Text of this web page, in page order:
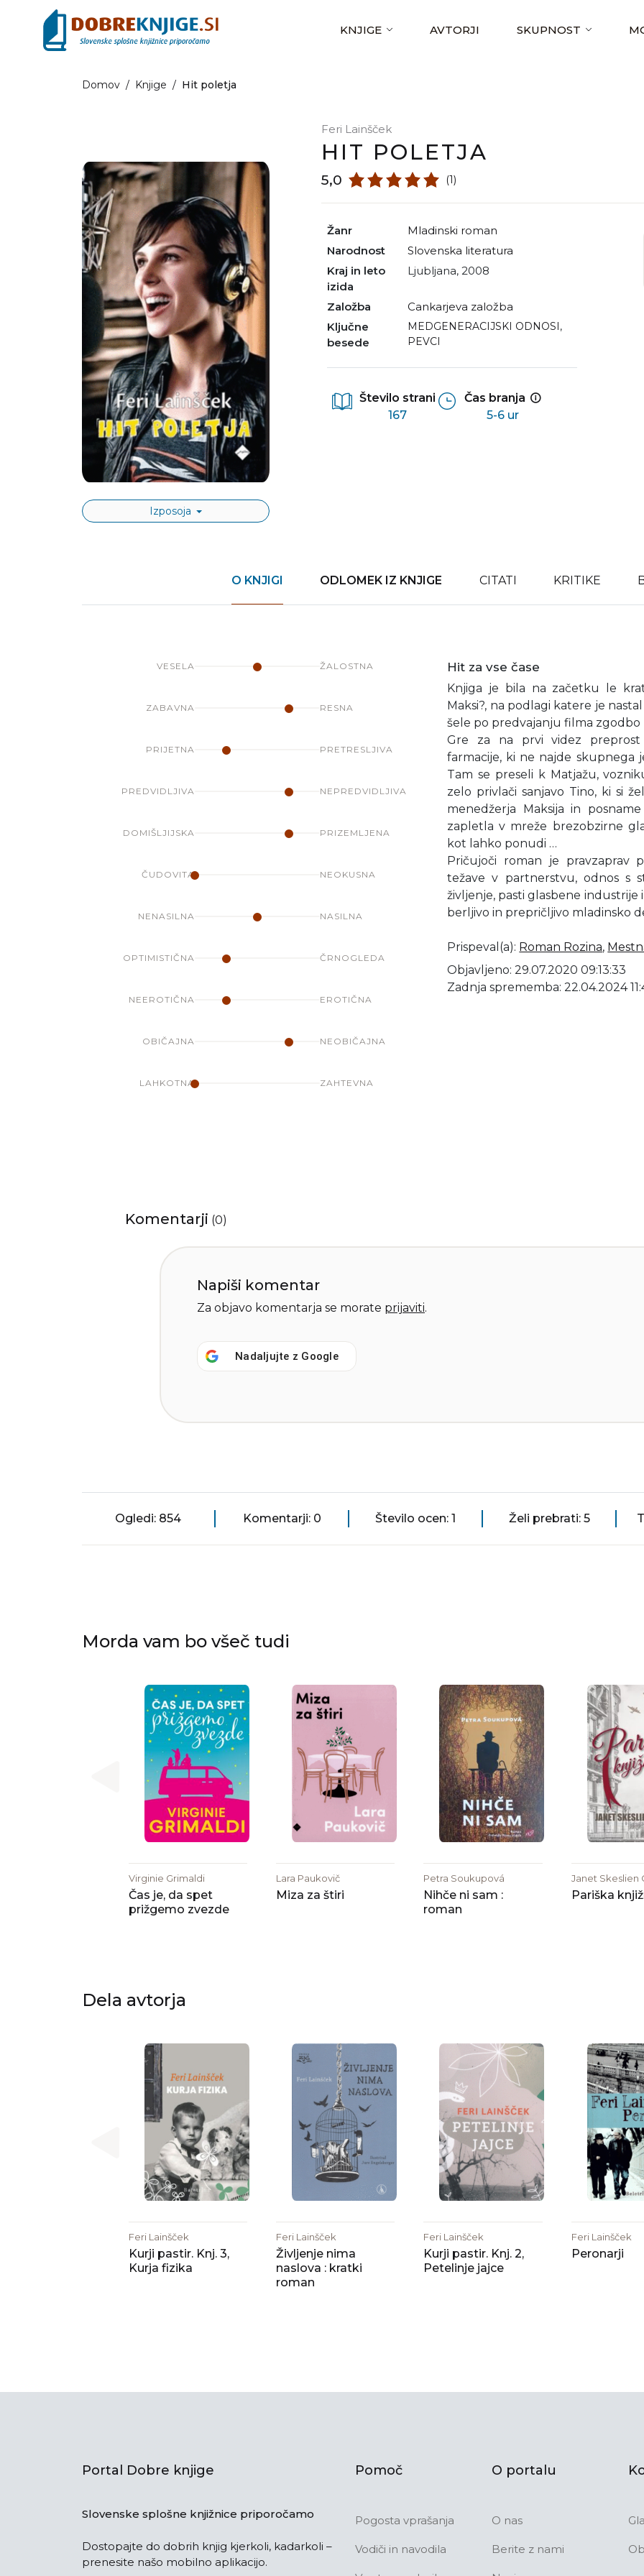
KNJIGE AVTORJI SKUPNOST
Domov / Knjige / Hit poletja
Izposoja
Feri Lainšček
HIT POLETJA
5,0 (1)
Žanr
mladinski roman
Narodnost
slovenska literatura
Kraj in leto
izida
Ljubljana, 2008
Založba
Cankarjeva založba
Ključne
besede
MEDGENERACIJSKI ODNOSI,
PEVCI
Število strani
167
Čas branja
5-6 ur
O KNJIGI ODLOMEK IZ KNJIGE CITATI KRITIKE
VESELA ŽALOSTNA
ZABAVNA RESNA
PRIJETNA PRETRESLJIVA
PREDVIDLJIVA NEPREDVIDLJIVA
DOMIŠLJIJSKA PRIZEMLJENA
ČUDOVITA NEOKUSNA
NENASILNA NASILNA
OPTIMISTIČNA ČRNOGLEDA
NEEROTIČNA EROTIČNA
OBIČAJNA NEOBIČAJNA
LAHKOTNA ZAHTEVNA
Hit za vse čase
Knjiga je bila na začetku le
Maksi?, na podlagi katere je
šele po predvajanju filma zgodbo
Gre za na prvi videz
farmacije, ki ne najde skupnega
Tam se preseli k Matjažu,
zelo privlači sanjavo Tino, ki si
menedžerja Maksija in
zapletla v mreže brezobzirne
kot lahko ponudi …
Pričujoči roman je pravzaprav
težave v partnerstvu, odnos s
življenje, pasti glasbene industrije
berljivo in prepričljivo mladinsko
Prispeval(a): Roman Rozina,
Objavljeno: 29.07.2020 09:13:33
Zadnja sprememba: 22.04.2024
Komentarji (0)
Napiši komentar
Za objavo komentarja se morate prijaviti.
Nadaljujte z Google
Ogledi: 854 Komentarji: 0 Število ocen: 1 Želi prebrati: 5
Morda vam bo všeč tudi
Virginie Grimaldi
Čas je, da spet
prižgemo zvezde
Lara Paukovič
Miza za štiri
Petra Soukupová
Nihče ni sam :
roman
Janet Skeslien
Pariška
Dela avtorja
Feri Lainšček
Kurji pastir. Knj. 3,
Kurja fizika
Feri Lainšček
Življenje nima
naslova : kratki
roman
Feri Lainšček
Kurji pastir. Knj. 2,
Petelinje jajce
Feri Lainšček
Peronarji
Portal Dobre knjige
Slovenske splošne knjižnice priporočamo
Dostopajte do dobrih knjig kjerkoli, kadarkoli –
prenesite našo mobilno aplikacijo.
Pomoč
Pogosta vprašanja
Vodiči in navodila
O portalu
O nas
Berite z nami